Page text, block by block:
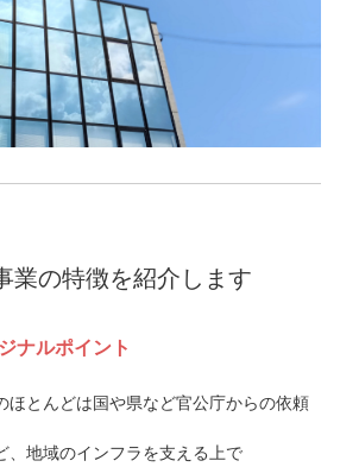
業の特徴を紹介します
ナルポイント
とんどは国や県など官公庁からの依頼
地域のインフラを支える上で